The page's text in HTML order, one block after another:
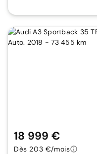
18 999 €
Dès 203 €/mois